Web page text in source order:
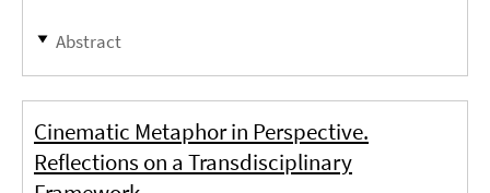
Abstract
Cinematic Metaphor in Perspective.
Reflections on a Transdisciplinary